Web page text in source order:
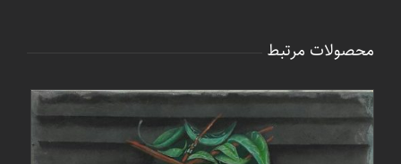
محصولات مرتبط